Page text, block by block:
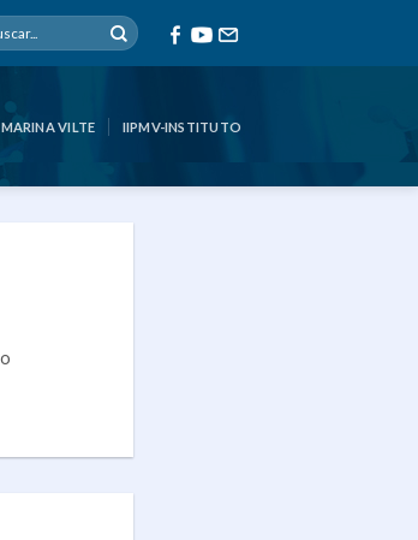
MARINA VILTE IIPMV-INSTITUTO